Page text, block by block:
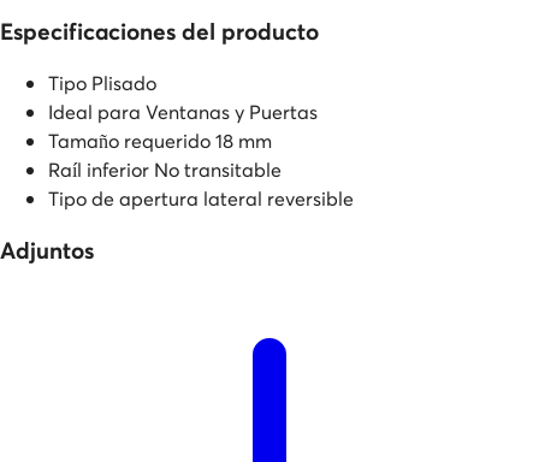
Especificaciones del producto
Tipo Plisado
Ideal para Ventanas y Puertas
Tamaño requerido18 mm
Raíl inferior No transitable
Tipo de apertura lateral reversible
Adjuntos